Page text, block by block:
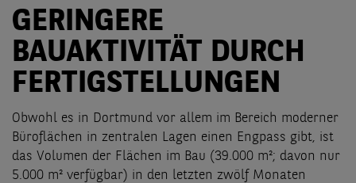
GERINGERE
BAUAKTIVITÄT DURCH
FERTIGSTELLUNGEN
Obwohl es in Dortmund vor allem im Bereich moderner
Büroflächen in zentralen Lagen einen Engpass gibt, ist
das Volumen der Flächen im Bau (39.000 m²; davon nur
5.000 m² verfügbar) in den letzten zwölf Monaten